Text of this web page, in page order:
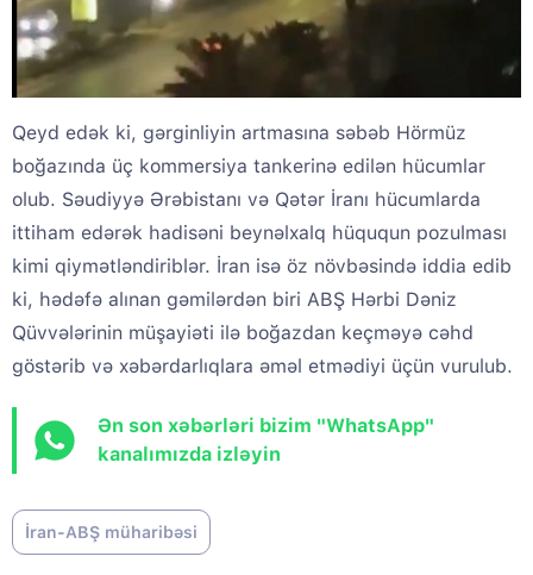
Qeyd edək ki, gərginliyin artmasına səbəb Hörmüz
boğazında üç kommersiya tankerinə edilən hücumlar
olub. Səudiyyə Ərəbistanı və Qətər İranı hücumlarda
ittiham edərək hadisəni beynəlxalq hüququn pozulması
kimi qiymətləndiriblər. İran isə öz növbəsində iddia edib
ki, hədəfə alınan gəmilərdən biri ABŞ Hərbi Dəniz
Qüvvələrinin müşayiəti ilə boğazdan keçməyə cəhd
göstərib və xəbərdarlıqlara əməl etmədiyi üçün vurulub.
Ən son xəbərləri bizim "WhatsApp"
kanalımızda izləyin
İran-ABŞ müharibəsi